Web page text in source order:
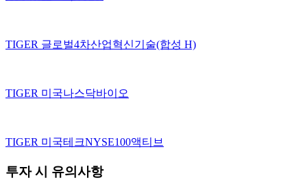
TIGER 글로벌4차산업혁신기술(합성 H)
TIGER 미국나스닥바이오
TIGER 미국테크NYSE100액티브
투자 시 유의사항